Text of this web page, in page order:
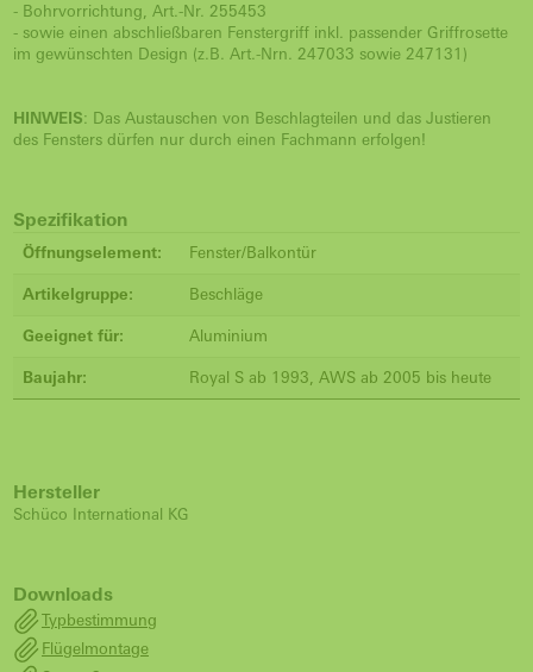
- Bohrvorrichtung, Art.-Nr. 255453
- sowie einen abschließbaren Fenstergriff inkl. passender Griffrosette
im gewünschten Design (z.B. Art.-Nrn. 247033 sowie 247131)
HINWEIS: Das Austauschen von Beschlagteilen und das Justieren
des Fensters dürfen nur durch einen Fachmann erfolgen!
Spezifikation
Öffnungselement: Fenster/Balkontür
Artikelgruppe: Beschläge
Geeignet für: Aluminium
Baujahr: Royal S ab 1993, AWS ab 2005 bis heute
Hersteller
Schüco International KG
Downloads
Typbestimmung
Flügelmontage